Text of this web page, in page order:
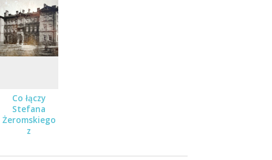
Co łączy
Stefana
Żeromskiego
z